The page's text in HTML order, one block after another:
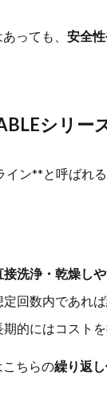
っても、 安全
シリー
ン**と呼ばれ
接洗浄・乾燥し
回数内であれば
的にはコストを
こちらの繰り返